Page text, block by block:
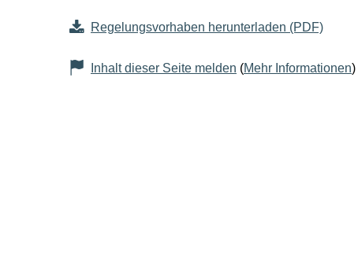
Seiteninhalt
Regelungsvorhaben herunterladen (PDF)
Inhalt dieser Seite melden (Mehr Informationen)